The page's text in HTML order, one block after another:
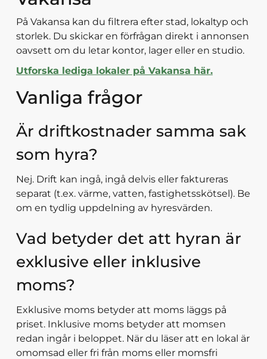
På Vakansa kan du filtrera efter stad, lokaltyp och
storlek. Du skickar en förfrågan direkt i annonsen
oavsett om du letar kontor, lager eller en studio.
Utforska lediga lokaler på Vakansa här.
Vanliga frågor
Är driftkostnader samma sak
som hyra?
Nej. Drift kan ingå, ingå delvis eller faktureras
separat (t.ex. värme, vatten, fastighetsskötsel). Be
om en tydlig uppdelning av hyresvärden.
Vad betyder det att hyran är
exklusive eller inklusive
moms?
Exklusive moms betyder att moms läggs på
priset. Inklusive moms betyder att momsen
redan ingår i beloppet. När du läser att en lokal är
omomsad eller fri från moms eller momsfri